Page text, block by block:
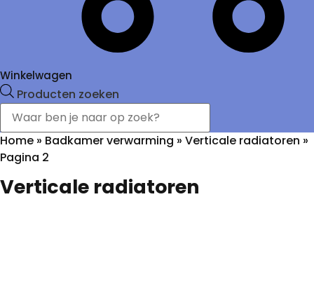
Winkelwagen
Producten zoeken
Home » Badkamer verwarming » Verticale radiatoren »
Pagina 2
Verticale radiatoren